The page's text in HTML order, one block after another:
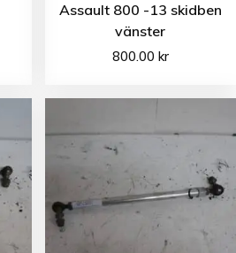
Assault 800 -13 skidben
vänster
800.00 kr